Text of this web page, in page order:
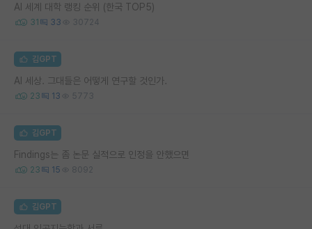
AI 세계 대학 랭킹 순위 (한국 TOP5)
31 33 30724
김GPT
AI 세상. 그대들은 어떻게 연구할 것인가.
23 13 5773
김GPT
Findings는 좀 논문 실적으로 인정을 안했으면
23 15 8092
김GPT